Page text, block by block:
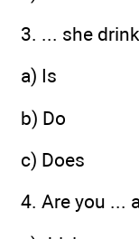
3. ... she
a) Is
b) Do
c) Does
4. Are you ...